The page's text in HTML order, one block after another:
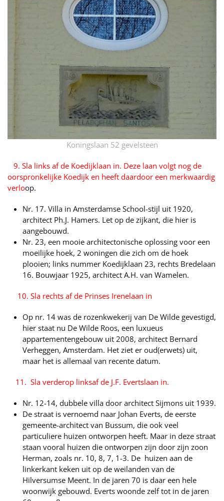
Koningslaan 52 gevelsteen
9. Sla links af de Koedijklaan in. Deze laan volgt nog de
oorspronkelijke Koedijk en heeft daardoor een merkwaardig
verloop.
Nr. 17. Villa in Amsterdamse School-stijl uit 1920,
architect Ph.J. Hamers. Let op de zijkant, die hier is
aangebouwd.
Nr. 23, een mooie architectonische oplossing voor een
moeilijke hoek, 2 woningen die zich om de hoek
plooien; links nummer Koedijklaan 23, rechts Bredelaan
16. Bouwjaar 1925, architect A.H. van Wamelen.
10. Sla rechts af de Prinses Irenelaan in
Op nr. 14 was de rozenkwekerij van De Wilde gevestigd,
hier staat nu De Wilde Roos, een luxueus
appartementengebouw uit 2008, architect Bernard
Verheggen, Amsterdam. Het ziet er oud(erwets) uit,
maar het is allemaal van recente datum.
11. Sla verderop linksaf de J.F. Evertslaan in.
Nr. 12-14, dubbele villa door architect Sijmons uit 1939.
De straat is vernoemd naar Johan Everts, de eerste
gemeente-architect van Bussum, die ook veel
particuliere huizen ontworpen heeft. Maar in deze straat
staan vooral huizen die ontworpen zijn door zijn zoon
Herman, zoals nr. 10, 8, 7, 1-3. De huizen aan de
linkerkant keken uit op de weilanden van de
Hilversumse Meent. In de jaren 70 is daar een hele
woonwijk gebouwd. Everts woonde zelf tot in de jaren